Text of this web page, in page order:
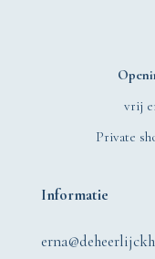
vrij
Private
Informatie